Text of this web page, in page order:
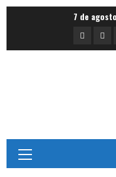
7 de
Portada
Primary
Menu